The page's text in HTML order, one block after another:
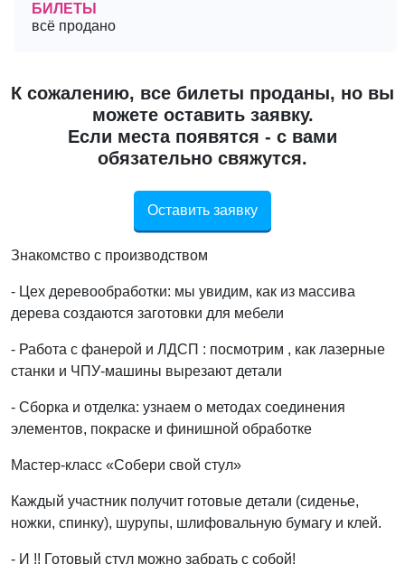
БИЛЕТЫ
всё продано
К сожалению, все билеты проданы, но вы
можете оставить заявку.
Если места появятся - с вами
обязательно свяжутся.
Оставить заявку
Знакомство с производством
- Цех деревообработки: мы увидим, как из массива
дерева создаются заготовки для мебели
- Работа с фанерой и ЛДСП : посмотрим , как лазерные
станки и ЧПУ-машины вырезают детали
- Сборка и отделка: узнаем о методах соединения
элементов, покраске и финишной обработке
Мастер-класс «Собери свой стул»
Каждый участник получит готовые детали (сиденье,
ножки, спинку), шурупы, шлифовальную бумагу и клей.
- И !! Готовый стул можно забрать с собой!